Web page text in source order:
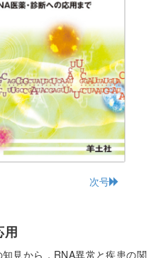
次号
用
見から，RNA異常と疾患の関